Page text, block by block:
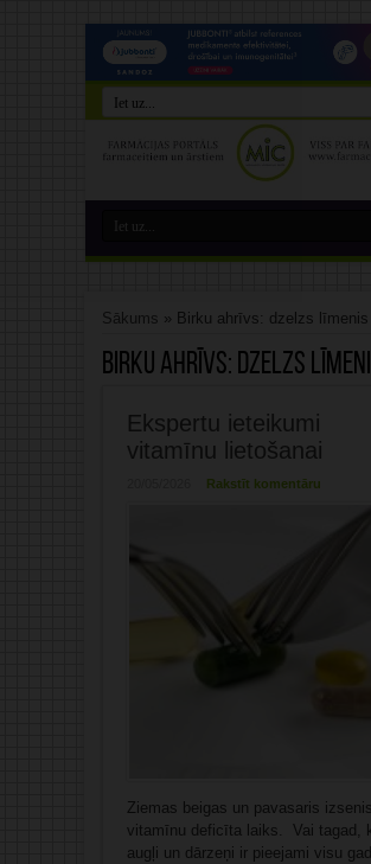
Sākums » Birku ahrīvs: dzelzs līmenis
Birku ahrīvs: dzelzs
Ekspertu ieteikumi
vitamīnu lietošanai
Rakstīt komentāru
Ziemas beigas un pavasaris
vitamīnu deficīta laiks. Vai tagad,
augļi un dārzeņi ir pieejami visu